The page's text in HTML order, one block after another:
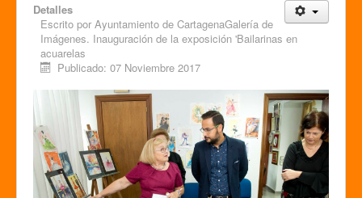
Detalles
Escrito por Ayuntamiento de CartagenaGalería de
Imágenes. Inauguración de la exposición 'Bailarinas en
acuarelas
Publicado: 07 Noviembre 2017